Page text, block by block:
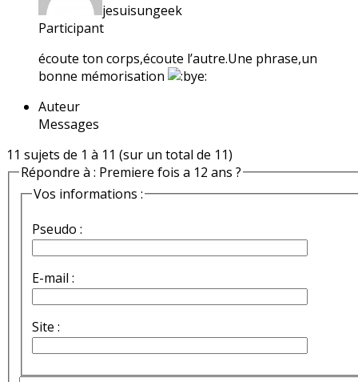
jesuisungeek
Participant
écoute ton corps,écoute l’autre.Une phrase,un
bonne mémorisation
Auteur
Messages
11 sujets de 1 à 11 (sur un total de 11)
Répondre à : Premiere fois a 12 ans ?
Vos informations :
Pseudo :
E-mail :
Site :